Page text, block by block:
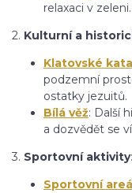
relaxaci v zeleni.
2. Kulturní a
Klatovské
podzemní
ostatky jezuitů.
Bílá věž: Další
a dozvědět se
3. Sportovní aktivity:
Sportovní